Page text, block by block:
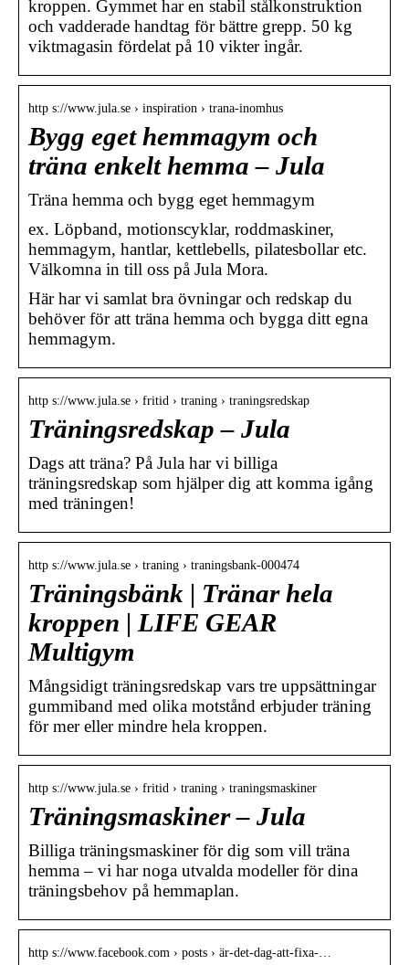
kroppen. Gymmet har en stabil stålkonstruktion
och vadderade handtag för bättre grepp. 50 kg
viktmagasin fördelat på 10 vikter ingår.
http s://www.jula.se › inspiration › trana-inomhus
Bygg eget hemmagym och
träna enkelt hemma – Jula
Träna hemma och bygg eget hemmagym
ex. Löpband, motionscyklar, roddmaskiner,
hemmagym, hantlar, kettlebells, pilatesbollar etc.
Välkomna in till oss på Jula Mora.
Här har vi samlat bra övningar och redskap du
behöver för att träna hemma och bygga ditt egna
hemmagym.
http s://www.jula.se › fritid › traning › traningsredskap
Träningsredskap – Jula
Dags att träna? På Jula har vi billiga
träningsredskap som hjälper dig att komma igång
med träningen!
http s://www.jula.se › traning › traningsbank-000474
Träningsbänk | Tränar hela
kroppen | LIFE GEAR
Multigym
Mångsidigt träningsredskap vars tre uppsättningar
gummiband med olika motstånd erbjuder träning
för mer eller mindre hela kroppen.
http s://www.jula.se › fritid › traning › traningsmaskiner
Träningsmaskiner – Jula
Billiga träningsmaskiner för dig som vill träna
hemma – vi har noga utvalda modeller för dina
träningsbehov på hemmaplan.
http s://www.facebook.com › posts › är-det-dag-att-fixa-…